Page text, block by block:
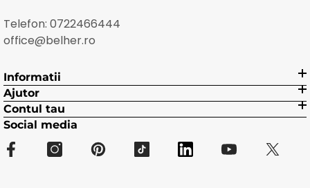
Telefon: 0722466444
office@belher.ro
Informatii
Ajutor
Contul tau
Social media